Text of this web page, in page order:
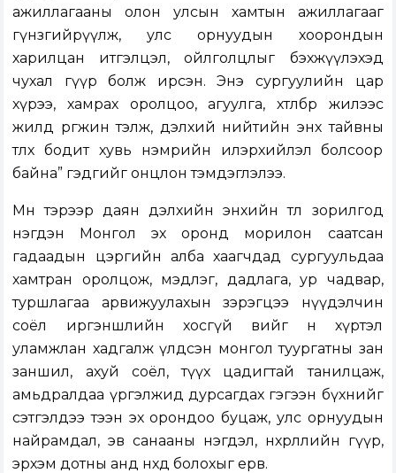
ажиллагааны олон улсын хамтын ажиллагааг
гүнзгийрүүлж, улс орнуудын хоорондын
харилцан итгэлцэл, ойлголцлыг бэхжүүлэхэд
чухал гүүр болж ирсэн. Энэ сургуулийн цар
хүрээ, хамрах оролцоо, агуулга, хөтөлбөр жилээс
жилд өргөжин тэлж, дэлхий нийтийн энх тайвны
төлөөх бодит хувь нэмрийн илэрхийлэл болсоор
байна” гэдгийг онцлон тэмдэглэлээ.
Мөн тэрээр даян дэлхийн энхийн төлөө зорилгод
нэгдэн Монгол эх оронд морилон саатсан
гадаадын цэргийн алба хаагчдад сургуульдаа
хамтран оролцож, мэдлэг, дадлага, ур чадвар,
туршлагаа арвижуулахын зэрэгцээ нүүдэлчин
соёл иргэншлийн хосгүй өвийг өнөө хүртэл
уламжлан хадгалж үлдсэн монгол туургатны зан
заншил, ахуй соёл, түүх цадигтай танилцаж,
амьдралдаа үргэлжид дурсагдах гэгээн бүхнийг
сэтгэлдээ тээн эх орондоо буцаж, улс орнуудын
найрамдал, эв санааны нэгдэл, нөхөрлөлийн гүүр,
эрхэм дотны анд нөхөд болохыг ерөөв.